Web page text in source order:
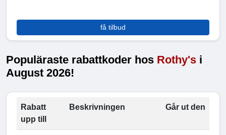
få tilbud
Populäraste rabattkoder hos Rothy's i
August 2026!
Rabatt
upp till
Beskrivningen Går ut den